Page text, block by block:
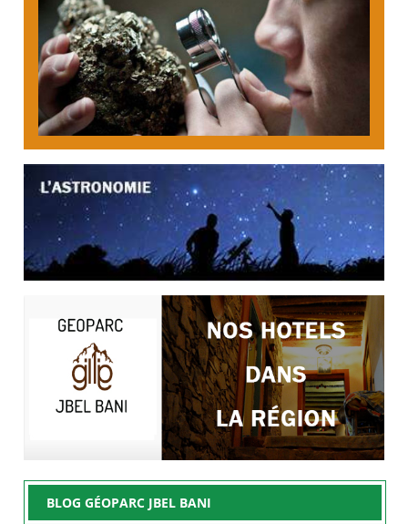
BLOG GÉOPARC JBEL BANI